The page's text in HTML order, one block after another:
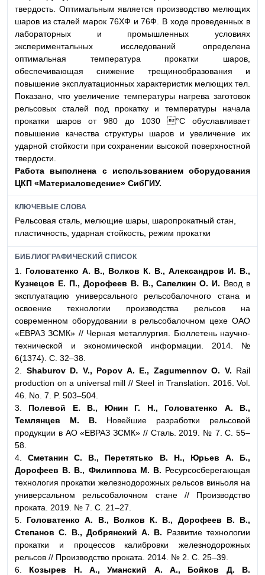
твердость. Оптимальным является производство мелющих
шаров из сталей марок 76ХФ и 76Ф. В ходе проведенных в
лабораторных и промышленных условиях
экспериментальных исследований определена
оптимальная температура прокатки шаров,
обеспечивающая снижение трещинообразования и
повышение эксплуатационных характеристик мелющих тел.
Показано, что увеличение температуры нагрева заготовок
рельсовых сталей под прокатку и температуры начала
прокатки шаров от 980 до 1030 °C обуславливает
повышение качества структуры шаров и увеличение их
ударной стойкости при сохранении высокой поверхностной
твердости.
Работа выполнена с использованием оборудования
ЦКП «Материаловедение» СибГИУ.
КЛЮЧЕВЫЕ СЛОВА
Pельсовая сталь, мелющие шары, шаропрокатный стан,
пластичность, ударная стойкость, режим прокатки
БИБЛИОГРАФИЧЕСКИЙ СПИСОК
1. Головатенко А. В., Волков К. В., Александров И. В.,
Кузнецов Е. П., Дорофеев В. В., Сапелкин О. И. Ввод в
эксплуатацию универсального рельсобалочного стана и
освоение технологии производства рельсов на
современном оборудовании в рельсобалочном цехе ОАО
«ЕВРАЗ ЗСМК» // Черная металлургия. Бюллетень научно-
технической и экономической информации. 2014. №
6(1374). С. 32–38.
2.
Shaburov D. V., Popov A. E., Zagumennov O. V. Rail
production on a universal mill // Steel in Translation. 2016. Vol.
46. No. 7. P. 503–504.
3.
Полевой Е. В., Юнин Г. Н., Головатенко А. В.,
Темлянцев М. В. Новейшие разработки рельсовой
продукции в АО «ЕВРАЗ ЗСМК» // Сталь. 2019. № 7. С. 55–
58.
4.Сметанин С. В., Перетятько В. Н., Юрьев А. Б.,
Дорофеев В. В., Филиппова М. В. Ресурсосберегающая
технология прокатки железнодорожных рельсов виньоля на
универсальном рельсобалочном стане // Производство
проката. 2019. № 7. С. 21–27.
5. Головатенко А. В., Волков К. В., Дорофеев В. В.,
Степанов С. В., Добрянский А. В. Развитие технологии
прокатки и процессов калибровки железнодорожных
рельсов // Производство проката. 2014. № 2. С. 25–39.
6. Козырев Н. А., Уманский А. А., Бойков Д. В.